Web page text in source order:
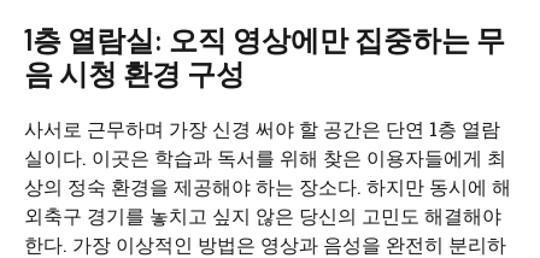
1층 열람실: 오직 영상에만 집중하는 무
음 시청 환경 구성
사서로 근무하며 가장 신경 써야 할 공간은 단연 1층 열람
실이다. 이곳은 학습과 독서를 위해 찾은 이용자들에게 최
상의 정숙 환경을 제공해야 하는 장소다. 하지만 동시에 해
외축구 경기를 놓치고 싶지 않은 당신의 고민도 해결해야
한다. 가장 이상적인 방법은 영상과 음성을 완전히 분리하